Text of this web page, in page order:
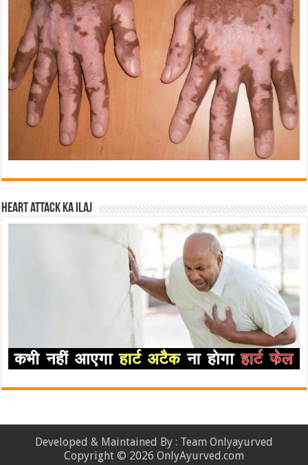
Heart attack ka ilaj
Developed & Maintained By : Team Onlyayurved
Copyright © 2026 OnlyAyurved.com